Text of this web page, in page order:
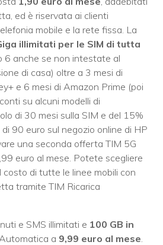
ed è riservata ai clienti
mobile e la rete fissa. La
illimitati per le SIM di tutta
6 anche se non intestate al
di casa) oltre a 3 mesi di
e 6 mesi di Amazon Prime (poi
su alcuni modelli di
di 30 mesi sulla SIM e del 15%
90 euro sul negozio online di HP
una seconda offerta TIM 5G
euro al mese. Potete scegliere
costo di tutte le linee mobili con
tramite TIM Ricarica
e SMS illimitati e 100 GB in
a 9,99 euro al mese